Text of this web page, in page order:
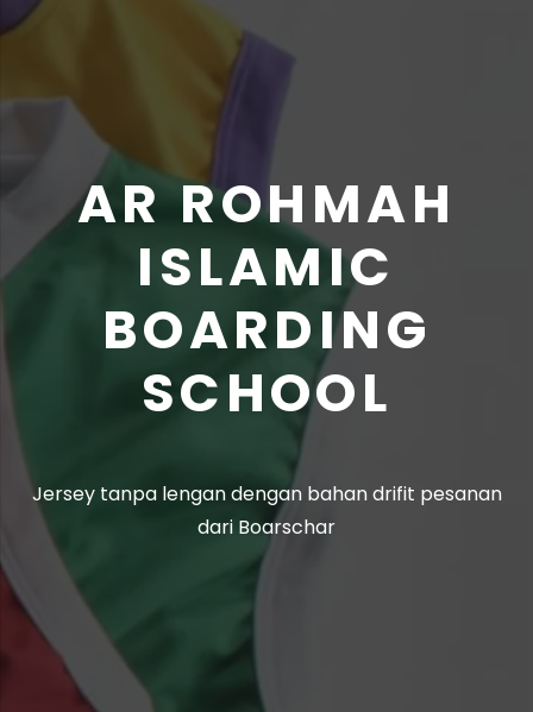
AR ROHMAH
ISLAMIC
BOARDING
SCHOOL
Jersey tanpa lengan dengan bahan drifit pesanan
dari Boarschar